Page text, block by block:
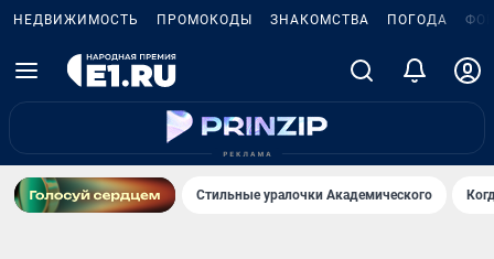
НЕДВИЖИМОСТЬ ПРОМОКОДЫ ЗНАКОМСТВА ПОГОДА
Стильные уралочки Академического